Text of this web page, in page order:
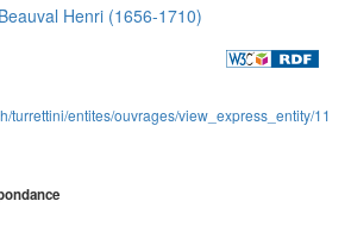
Henri (1656-1710)
turrettini/entites/ouvrages/view_express_entity/11